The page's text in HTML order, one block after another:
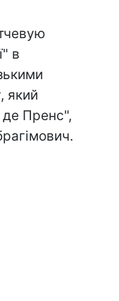
в
який
Пренс",